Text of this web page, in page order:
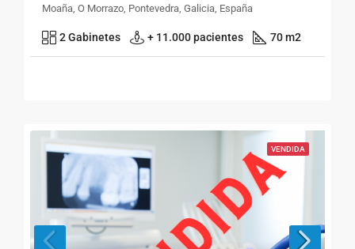
Moaña, O Morrazo, Pontevedra, Galicia, España
2 Gabinetes + 11.000 pacientes 70 m2
VENDIDA